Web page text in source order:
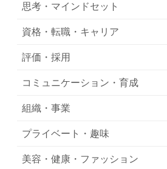
思考・マインドセット
資格・転職・キャリア
評価・採用
コミュニケーション・育成
組織・事業
プライベート・趣味
美容・健康・ファッション